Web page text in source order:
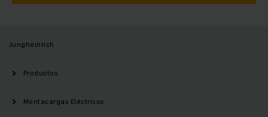
Jungheinrich
Productos
Montacargas Eléctricos